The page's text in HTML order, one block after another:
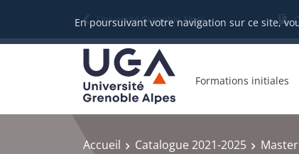
En poursuivant votre navigation sur ce site,
Université Grenoble Alpes
Formations initiales
Accueil Catalogue 2021-2025 Master